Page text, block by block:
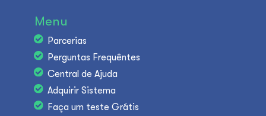
Menu
Parcerias
Perguntas Frequêntes
Central de Ajuda
Adquirir Sistema
Faça um teste Grátis